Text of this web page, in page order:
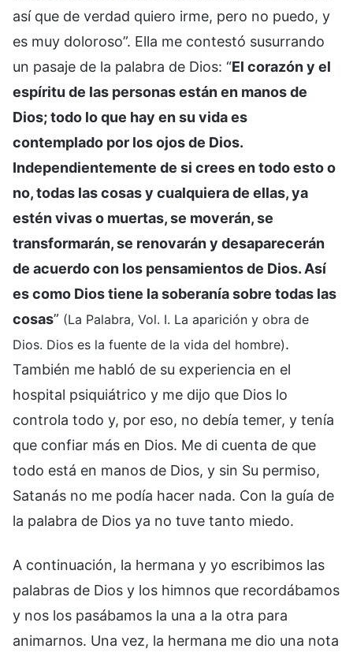
así que de verdad quiero irme, pero no puedo, y
es muy doloroso”. Ella me contestó susurrando
un pasaje de la palabra de Dios: “El corazón y el
espíritu de las personas están en manos de
Dios; todo lo que hay en su vida es
contemplado por los ojos de Dios.
Independientemente de si crees en todo esto o
no, todas las cosas y cualquiera de ellas, ya
estén vivas o muertas, se moverán, se
transformarán, se renovarán y desaparecerán
de acuerdo con los pensamientos de Dios. Así
es como Dios tiene la soberanía sobre todas las
cosas” (La Palabra, Vol. I. La aparición y obra de
Dios. Dios es la fuente de la vida del hombre).
También me habló de su experiencia en el
hospital psiquiátrico y me dijo que Dios lo
controla todo y, por eso, no debía temer, y tenía
que confiar más en Dios. Me di cuenta de que
todo está en manos de Dios, y sin Su permiso,
Satanás no me podía hacer nada. Con la guía de
la palabra de Dios ya no tuve tanto miedo.
A continuación, la hermana y yo escribimos las
palabras de Dios y los himnos que recordábamos
y nos los pasábamos la una a la otra para
animarnos. Una vez, la hermana me dio una nota